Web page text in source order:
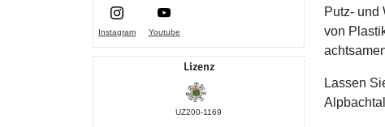
Instagram Youtube
Lizenz
UZ200-1169
Putz- und
von
Lassen